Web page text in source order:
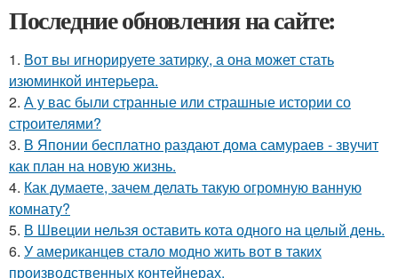
Последние обновления на сайте:
1. Вот вы игнорируете затирку, а она может стать
изюминкой интерьера.
2. А у вас были странные или страшные истории со
строителями?
3. В Японии бесплатно раздают дома самураев - звучит
как план на новую жизнь.
4. Как думаете, зачем делать такую огромную ванную
комнату?
5. В Швеции нельзя оставить кота одного на целый день.
6. У американцев стало модно жить вот в таких
производственных контейнерах.